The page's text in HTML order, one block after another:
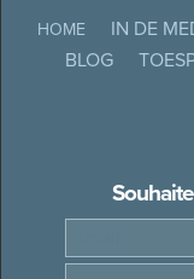
HOME IN DE
BLOG